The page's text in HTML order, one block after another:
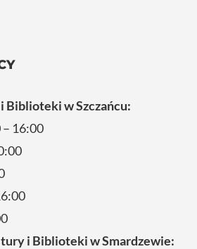
w Szczańcu:
– 16:00
i Biblioteki w Smardzewie: